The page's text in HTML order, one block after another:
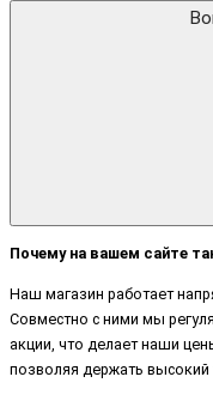
Почему на вашем сайте
Наш магазин работает
Совместно с ними мы
акции, что делает наши
позволяя держать высокий